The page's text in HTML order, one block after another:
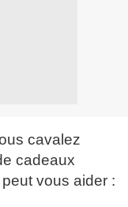
cavalez
cadeaux
vous aider :